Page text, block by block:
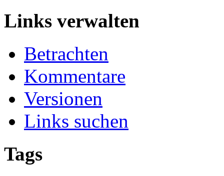
Links verwalten
Betrachten
Kommentare
Versionen
Links suchen
Tags